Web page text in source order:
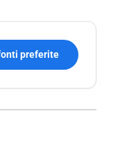
preferite